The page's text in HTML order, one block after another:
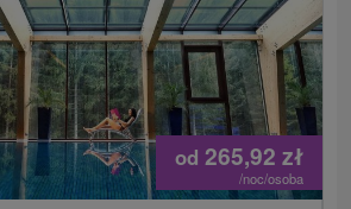
od 265,92 zł
/noc/osoba